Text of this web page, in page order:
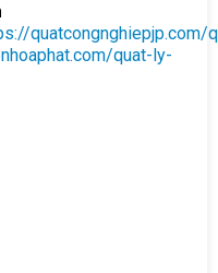
quatcongnghiepjp.com/
quat-ly-